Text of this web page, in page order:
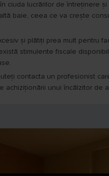
lucrărilor de întreținere
baie, ceea ce va crește
și plătiți prea mult pentru
stimulente fiscale
contacta un profesionist
unui încălzitor de